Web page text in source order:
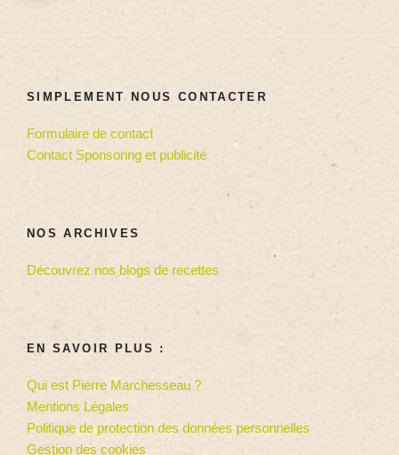
SIMPLEMENT NOUS CONTACTER
Formulaire de contact
Contact Sponsoring et publicité
NOS ARCHIVES
Découvrez nos blogs de recettes
EN SAVOIR PLUS :
Qui est Pierre Marchesseau ?
Mentions Légales
Politique de protection des données personnelles
Gestion des cookies